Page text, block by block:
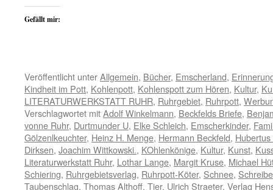
Gefällt mir:
Veröffentlicht unterAllgemein, Bücher, Emscherland,
Kindheit im Pott, Kohlenpott, Kohlenspott zum Hören, Kultur,
LITERATURWERKSTATT RUHR, Ruhrgebiet, Ruhrpott,
Verschlagwortet mitAdolf Winkelmann, Beckfelds Briefe,
vonne Ruhr, Durtmunder U, Elke Schleich, Emscherkinder,
Gölzenlkeuchter, Heinz H. Menge, Hermann Beckfeld,
Dirksen, Joachim Wittkowski., KOhlenkönige, Kultur, Kunst,
Literaturwerkstatt Ruhr, Lothar Lange, Margit Kruse, Michael
Schiering, Ruhrgebietsverlag, Ruhrpott-Köter, Schnee,
Taubenschlag, Thomas Althoff, Tier, Ulrich Straeter, Verlag